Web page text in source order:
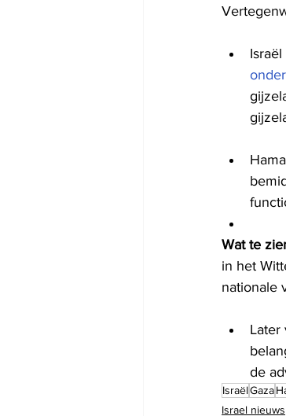
Wat te
in het
nationale
Later
de
IsraëlGaza
Israel nieuws